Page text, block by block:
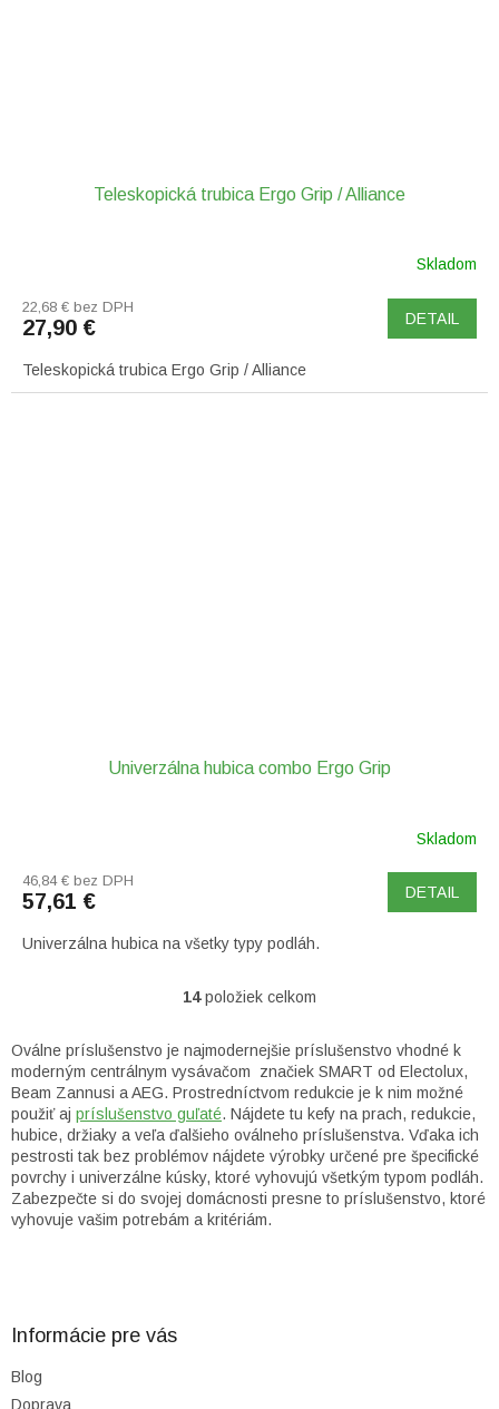
Teleskopická trubica Ergo Grip / Alliance
Skladom
22,68 € bez DPH
27,90 € DETAIL
Teleskopická trubica Ergo Grip / Alliance
Univerzálna hubica combo Ergo Grip
Skladom
46,84 € bez DPH
57,61 € DETAIL
Univerzálna hubica na všetky typy podláh.
O
l
á
d
a
c
i
e
p
r
14položiek celkom
Oválne príslušenstvo je najmodernejšie príslušenstvo vhodné k
moderným centrálnym vysávačom značiek SMART od Electolux,
Beam Zannusi a AEG. Prostredníctvom redukcie je k nim možné
použiť aj príslušenstvo guľaté. Nájdete tu kefy na prach, redukcie,
hubice, držiaky a veľa ďalšieho oválneho príslušenstva. Vďaka ich
pestrosti tak bez problémov nájdete výrobky určené pre špecifické
povrchy i univerzálne kúsky, ktoré vyhovujú všetkým typom podláh.
Zabezpečte si do svojej domácnosti presne to príslušenstvo, ktoré
vyhovuje vašim potrebám a kritériám.
Informácie pre vás
Blog
Doprava